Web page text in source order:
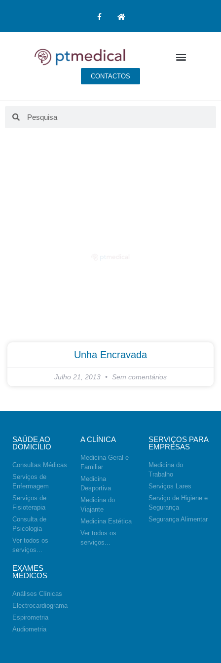
CONTACTOS
Unha Encravada
Julho 21, 2013 Sem comentários
SAÚDE AO
DOMICÍLIO
Consultas Médicas
Serviços de
Enfermagem
Serviços de
Fisioterapia
Consulta de
Psicologia
Ver todos os
serviços...
A CLÍNICA
Medicina Geral e
Familiar
Medicina
Desportiva
Medicina do
Viajante
Medicina Estética
Ver todos os
serviços...
SERVIÇOS PARA
EMPRESAS
Medicina do
Trabalho
Serviços Lares
Serviço de Higiene e
Segurança
Segurança Alimentar
EXAMES
MÉDICOS
Análises Clínicas
Electrocardiograma
Espirometria
Audiometria